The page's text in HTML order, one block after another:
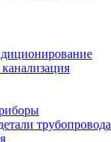
трубопровода